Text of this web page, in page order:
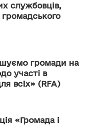
службовців,
громадського
громади на
участі в
всіх» (RFA)
«Громада і